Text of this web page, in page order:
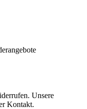
Unsere
Kontakt.